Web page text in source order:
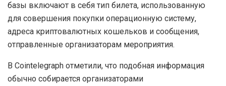
базы включают в себя тип билета, использованную
для совершения покупки операционную систему,
адреса криптовалютных кошельков и сообщения,
отправленные организаторам мероприятия.
В Cointelegraph отметили, что подобная информация
обычно собирается организаторами